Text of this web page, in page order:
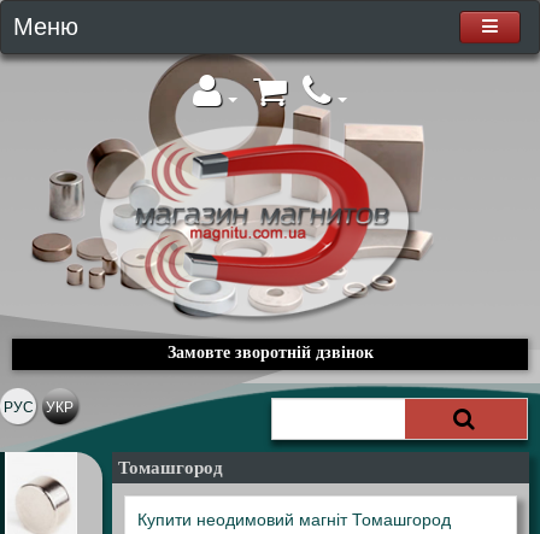
Меню
Замовте зворотній дзвінок
РУС УКР
Томашгород
Купити неодимовий магніт Томашгород